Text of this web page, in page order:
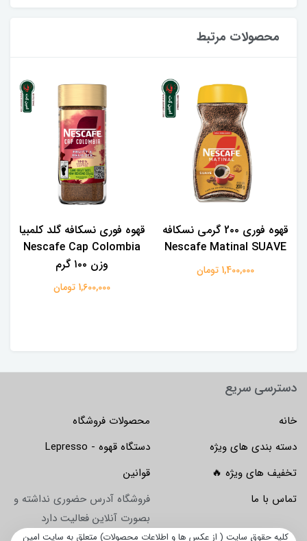
محصولات مرتبط
قهوه فوری 2۰۰ گرمی نسکافه
Nescafe Matinal SUAVE
1,400,000 تومان
قهوه فوری نسکافه گلد کلمبیا
Nescafe Cap Colombia
وزن ۱۰۰ گرم
1,600,000 تومان
دسترسی سریع
خانه
محصولات فروشگاه
دسته بندی های ویژه
دستگاه قهوه - Lepresso
تخفیف های ویژه 🔥
قوانین
تماس با ما
فروشگاه آدرس حضوری نداشته و
بصورت آنلاین فعالیت دارد
کلیه حقوق سایت ( از عکس ها و اطلاعات محصولات) متعلق به سایت امین